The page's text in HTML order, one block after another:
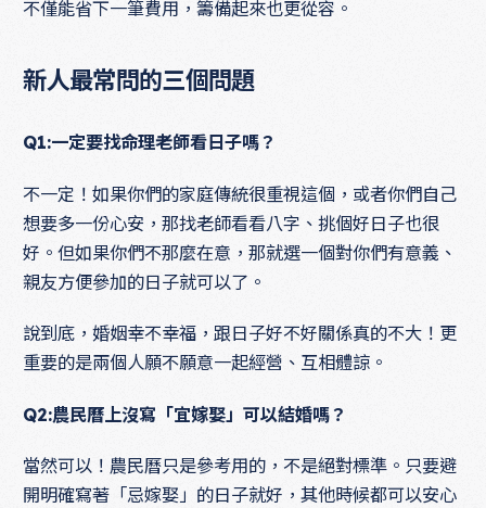
不僅能省下一筆費用，籌備起來也更從容。
新人最常問的三個問題
Q1:一定要找命理老師看日子嗎？
不一定！如果你們的家庭傳統很重視這個，或者你們自己
想要多一份心安，那找老師看看八字、挑個好日子也很
好。但如果你們不那麼在意，那就選一個對你們有意義、
親友方便參加的日子就可以了。
說到底，婚姻幸不幸福，跟日子好不好關係真的不大！更
重要的是兩個人願不願意一起經營、互相體諒。
Q2:農民曆上沒寫「宜嫁娶」可以結婚嗎？
當然可以！農民曆只是參考用的，不是絕對標準。只要避
開明確寫著「忌嫁娶」的日子就好，其他時候都可以安心